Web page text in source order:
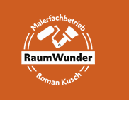
content